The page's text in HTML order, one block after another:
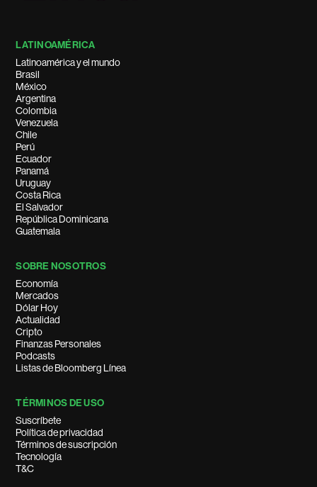
LATINOAMÉRICA
Latinoamérica y el mundo
Brasil
México
Argentina
Colombia
Venezuela
Chile
Perú
Ecuador
Panamá
Uruguay
Costa Rica
El Salvador
República Dominicana
Guatemala
SOBRE NOSOTROS
Economía
Mercados
Dólar Hoy
Actualidad
Cripto
Finanzas Personales
Podcasts
Listas de Bloomberg Línea
TÉRMINOS DE USO
Suscríbete
Política de privacidad
Términos de suscripción
Tecnología
T&C